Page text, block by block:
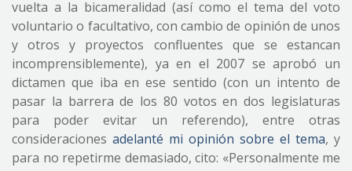
vuelta a la bicameralidad (así como el tema del voto
voluntario o facultativo, con cambio de opinión de unos
y otros y proyectos confluentes que se estancan
incomprensiblemente), ya en el 2007 se aprobó un
dictamen que iba en ese sentido (con un intento de
pasar la barrera de los 80 votos en dos legislaturas
para poder evitar un referendo), entre otras
consideraciones adelanté mi opinión sobre el tema, y
para no repetirme demasiado, cito: «Personalmente me